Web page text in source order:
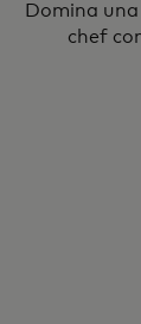
Domina
chef